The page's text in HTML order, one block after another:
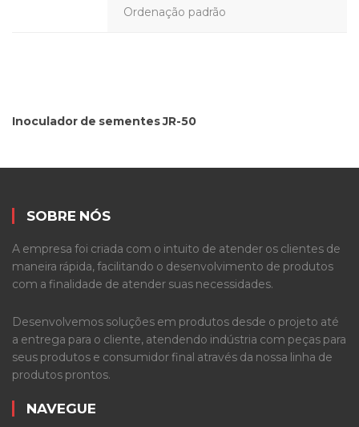
Inoculador de sementes JR-50
SOBRE NÓS
A empresa foi criada com o intuito de atender os clientes de
maneira rápida, facilitando o desenvolvimento de produtos
com a finalidade de atender suas necessidades.
Desenvolvemos soluções em produtos desde o projeto até
a entrega para o cliente, atendendo indústria com peças para
seus produtos e consumidor final através da nossa linha de
produtos prontos.
NAVEGUE